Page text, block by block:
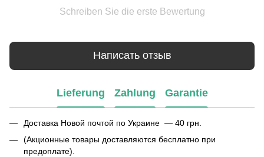
Schreiben Sie die erste Bewertung
Написать отзыв
Lieferung Zahlung Garantie
Доставка Новой почтой по Украине — 40 грн.
(Акционные товары доставляются бесплатно при
предоплате).